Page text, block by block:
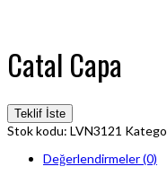
Catal Capa
Teklif İste
Stok kodu: LVN3121
Değerlendirmeler (0)